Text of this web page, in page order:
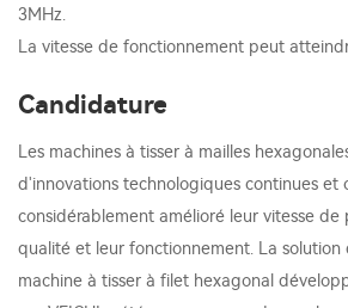
3MHz.
La vitesse de fonctionnement peut
Candidature
Les machines à tisser à mailles
d'innovations technologiques continues et
considérablement amélioré leur vitesse de
qualité et leur fonctionnement. La solution
machine à tisser à filet hexagonal